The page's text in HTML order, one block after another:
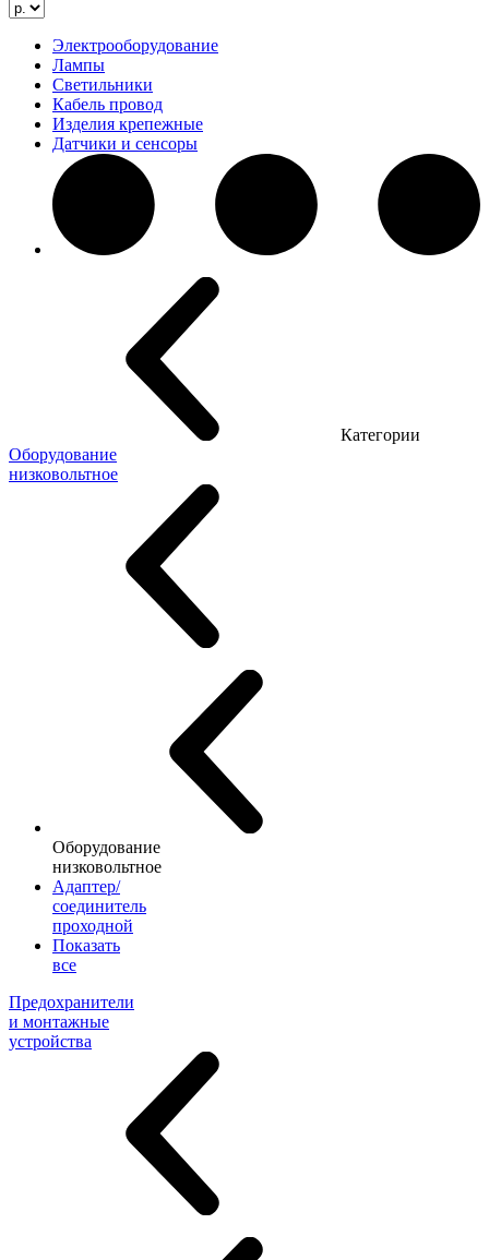
Электрооборудование
Лампы
Светильники
Кабель провод
Изделия крепежные
Датчики и сенсоры
Категории
Оборудование
низковольтное
Оборудование
низковольтное
Адаптер/
соединитель
проходной
Показать
все
Предохранители
и монтажные
устройства